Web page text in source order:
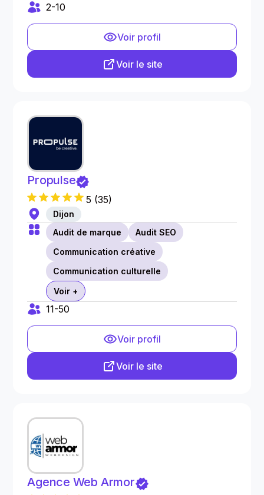
2-10
Voir profil
Voir le site
Propulse
5 (35)
Dijon
Audit de marque
Audit SEO
Communication créative
Communication culturelle
Voir +
11-50
Voir profil
Voir le site
Agence Web Armor